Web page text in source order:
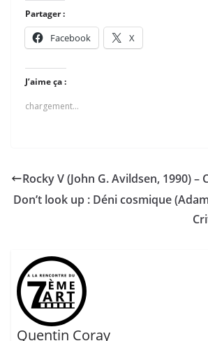
Partager :
Facebook X
J’aime ça :
chargement…
Rocky V (John G. Avildsen, 1990)
Don’t look up : Déni cosmique
Quentin Coray